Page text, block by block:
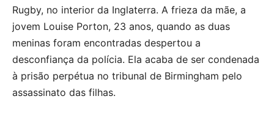
Rugby, no interior da Inglaterra. A frieza da mãe, a
jovem Louise Porton, 23 anos, quando as duas
meninas foram encontradas despertou a
desconfiança da polícia. Ela acaba de ser condenada
à prisão perpétua no tribunal de Birmingham pelo
assassinato das filhas.